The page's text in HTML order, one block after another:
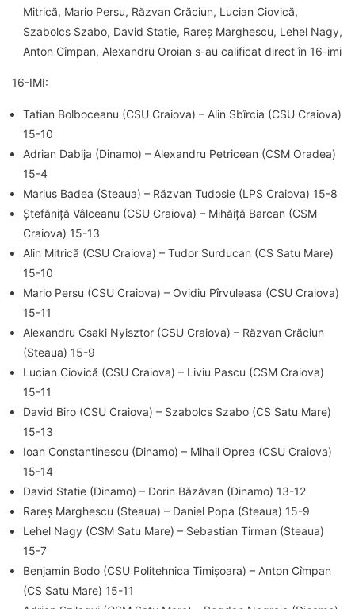
Mitrică, Mario Persu, Răzvan Crăciun, Lucian Ciovică,
Szabolcs Szabo, David Statie, Rareș Marghescu, Lehel Nagy,
Anton Cîmpan, Alexandru Oroian s-au calificat direct în 16-imi
16-IMI:
Tatian Bolboceanu (CSU Craiova) – Alin Sbîrcia (CSU Craiova)
15-10
Adrian Dabija (Dinamo) – Alexandru Petricean (CSM Oradea)
15-4
Marius Badea (Steaua) – Răzvan Tudosie (LPS Craiova) 15-8
Ștefăniță Vâlceanu (CSU Craiova) – Mihăiță Barcan (CSM
Craiova) 15-13
Alin Mitrică (CSU Craiova) – Tudor Surducan (CS Satu Mare)
15-10
Mario Persu (CSU Craiova) – Ovidiu Pîrvuleasa (CSU Craiova)
15-11
Alexandru Csaki Nyisztor (CSU Craiova) – Răzvan Crăciun
(Steaua) 15-9
Lucian Ciovică (CSU Craiova) – Liviu Pascu (CSM Craiova)
15-11
David Biro (CSU Craiova) – Szabolcs Szabo (CS Satu Mare)
15-13
Ioan Constantinescu (Dinamo) – Mihail Oprea (CSU Craiova)
15-14
David Statie (Dinamo) – Dorin Băzăvan (Dinamo) 13-12
Rareș Marghescu (Steaua) – Daniel Popa (Steaua) 15-9
Lehel Nagy (CSM Satu Mare) – Sebastian Tirman (Steaua)
15-7
Benjamin Bodo (CSU Politehnica Timișoara) – Anton Cîmpan
(CS Satu Mare) 15-11